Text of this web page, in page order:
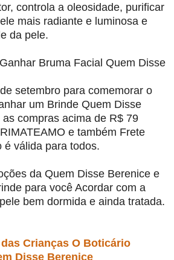
controla a oleosidade, purificar
mais radiante e luminosa e
da pele.
Bruma Facial Quem Disse
setembro para comemorar o
um Brinde Quem Disse
compras acima de R$ 79
e também Frete
é válida para todos.
da Quem Disse Berenice e
para você Acordar com a
bem dormida e ainda tratada.
Crianças O Boticário
Disse Berenice